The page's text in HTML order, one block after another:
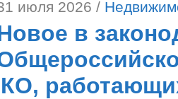
июля 2026 /
в